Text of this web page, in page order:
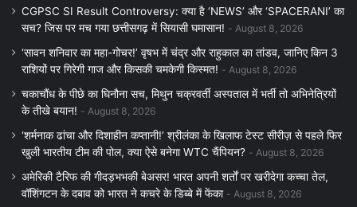
CGPSC SI Result Controversy: क्या है ‘NEWS’ और ‘SPACERANI’ का
सच? जिस पर मच गया छत्तीसगढ़ में सियासी घमासान!
August 8, 2026
‘सावन शनिवार का महा-गोचर!’ वृषभ में चंद्र और राहुकाल का तांडव, जानिए किन 3
राशियों पर गिरेगी गाज और किसकी चमकेगी किस्मत!
August 8, 2026
चकाचौंध के पीछे का घिनौना सच, मिथुन चक्रवर्ती अस्पताल में भर्ती तो अभिनेत्रियों
के तीखे बयान!
August 8, 2026
‘शर्मनाक ढांचा और दिशाहीन कप्तानी!’ श्रीलंका के खिलाफ टेस्ट सीरीज़ से पहले फिर
खुली भारतीय टीम की पोल, क्या ऐसे बनेगा WTC चैंपियन?
August 8, 2026
अमेरिकी टैरिफ की गीदड़भभकी बेअसर! भारत अपनी शर्तों पर खरीदेगा कच्चा तेल,
वॉशिंगटन के दबाव को भारत ने कचरे के डिब्बे में फेंका
August 8, 2026